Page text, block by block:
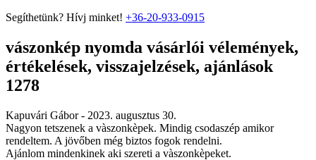
Segíthetünk? Hívj minket! +36-20-933-0915
vászonkép nyomda vásárlói vélemények,
értékelések, visszajelzések, ajánlások
1278
Kapuvári Gábor - 2023. augusztus 30.
Nagyon tetszenek a vàszonkèpek. Mindig csodaszép amikor
rendeltem. A jövőben még biztos fogok rendelni.
Ajánlom mindenkinek aki szereti a vàszonkèpeket.